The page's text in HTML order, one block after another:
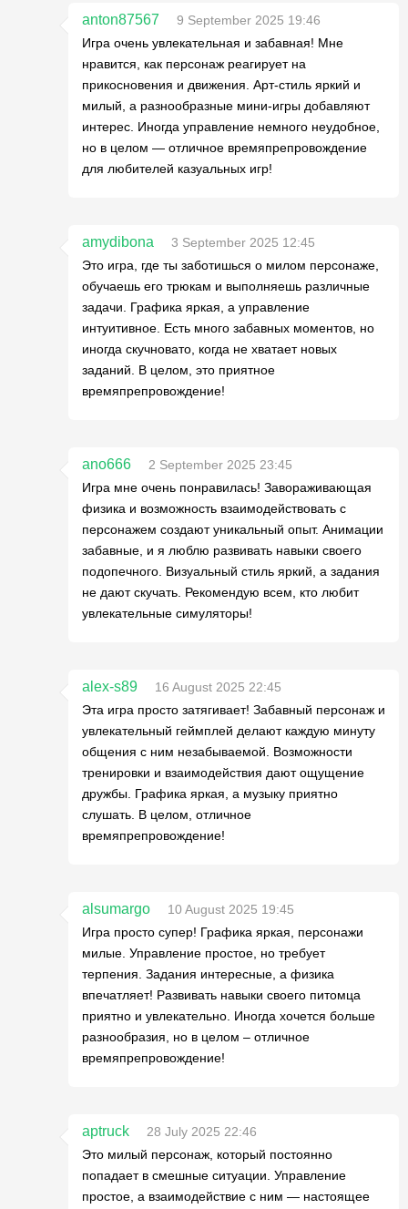
anton87567
9 September 2025 19:46
Игра очень увлекательная и забавная! Мне
нравится, как персонаж реагирует на
прикосновения и движения. Арт-стиль яркий и
милый, а разнообразные мини-игры добавляют
интерес. Иногда управление немного неудобное,
но в целом — отличное времяпрепровождение
для любителей казуальных игр!
amydibona
3 September 2025 12:45
Это игра, где ты заботишься о милом персонаже,
обучаешь его трюкам и выполняешь различные
задачи. Графика яркая, а управление
интуитивное. Есть много забавных моментов, но
иногда скучновато, когда не хватает новых
заданий. В целом, это приятное
времяпрепровождение!
ano666
2 September 2025 23:45
Игра мне очень понравилась! Завораживающая
физика и возможность взаимодействовать с
персонажем создают уникальный опыт. Анимации
забавные, и я люблю развивать навыки своего
подопечного. Визуальный стиль яркий, а задания
не дают скучать. Рекомендую всем, кто любит
увлекательные симуляторы!
alex-s89
16 August 2025 22:45
Эта игра просто затягивает! Забавный персонаж и
увлекательный геймплей делают каждую минуту
общения с ним незабываемой. Возможности
тренировки и взаимодействия дают ощущение
дружбы. Графика яркая, а музыку приятно
слушать. В целом, отличное
времяпрепровождение!
alsumargo
10 August 2025 19:45
Игра просто супер! Графика яркая, персонажи
милые. Управление простое, но требует
терпения. Задания интересные, а физика
впечатляет! Развивать навыки своего питомца
приятно и увлекательно. Иногда хочется больше
разнообразия, но в целом – отличное
времяпрепровождение!
aptruck
28 July 2025 22:46
Это милый персонаж, который постоянно
попадает в смешные ситуации. Управление
простое, а взаимодействие с ним — настоящее